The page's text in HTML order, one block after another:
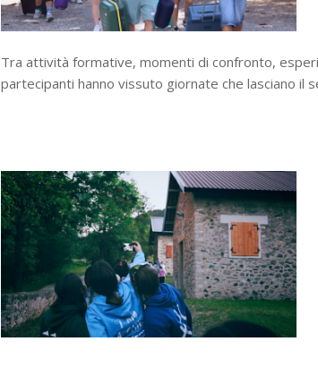
Tra attività formative, momenti di confronto,
partecipanti hanno vissuto giornate che lasciano il